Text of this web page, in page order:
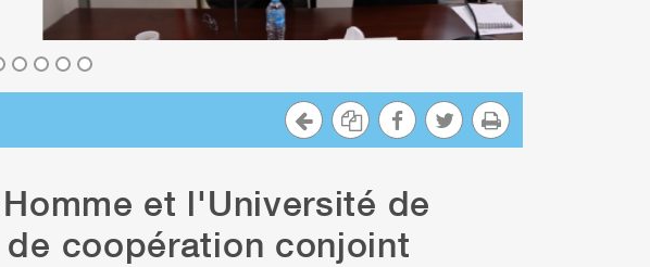
et l'Université de
coopération conjoint